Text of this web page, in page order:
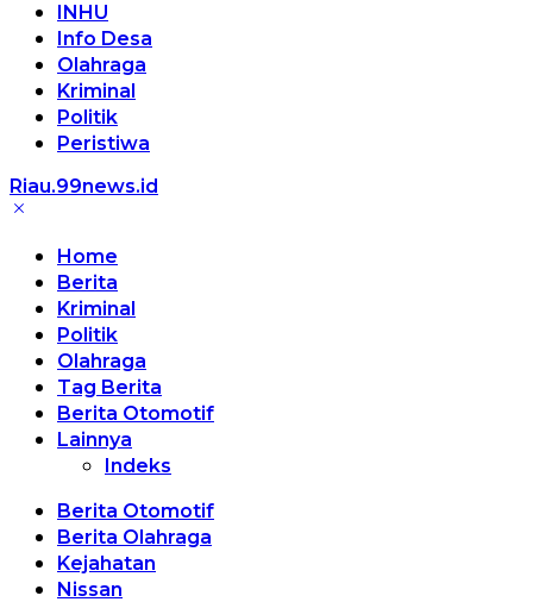
INHU
Info Desa
Olahraga
Kriminal
Politik
Peristiwa
Riau.99news.id
Terbaik
Home
Berita
Kriminal
Politik
Olahraga
Tag Berita
Berita Otomotif
Lainnya
Indeks
Berita Otomotif
Berita Olahraga
Kejahatan
Nissan